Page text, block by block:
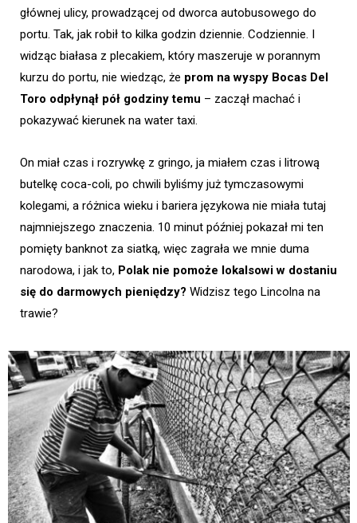
głównej ulicy, prowadzącej od dworca autobusowego do
portu. Tak, jak robił to kilka godzin dziennie. Codziennie. I
widząc białasa z plecakiem, który maszeruje w porannym
kurzu do portu, nie wiedząc, że prom na wyspy Bocas Del
Toro odpłynął pół godziny temu – zaczął machać i
pokazywać kierunek na water taxi.
On miał czas i rozrywkę z gringo, ja miałem czas i litrową
butelkę coca-coli, po chwili byliśmy już tymczasowymi
kolegami, a różnica wieku i bariera językowa nie miała tutaj
najmniejszego znaczenia. 10 minut później pokazał mi ten
pomięty banknot za siatką, więc zagrała we mnie duma
narodowa, i jak to, Polak nie pomoże lokalsowi w dostaniu
się do darmowych pieniędzy? Widzisz tego Lincolna na
trawie?